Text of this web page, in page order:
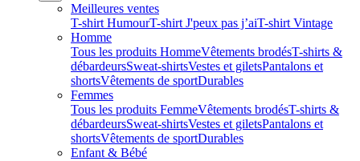
Meilleures ventes
T-shirt HumourT-shirt J'peux pas j’aiT-shirt Vintage
Homme
Tous les produits HommeVêtements brodésT-shirts &
débardeursSweat-shirtsVestes et giletsPantalons et
shortsVêtements de sportDurables
Femmes
Tous les produits FemmeVêtements brodésT-shirts &
débardeursSweat-shirtsVestes et giletsPantalons et
shortsVêtements de sportDurables
Enfant & Bébé